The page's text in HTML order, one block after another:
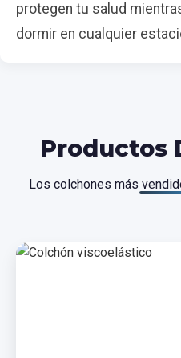
protegen tu salud
dormir en cualquier
Productos
Los colchones más